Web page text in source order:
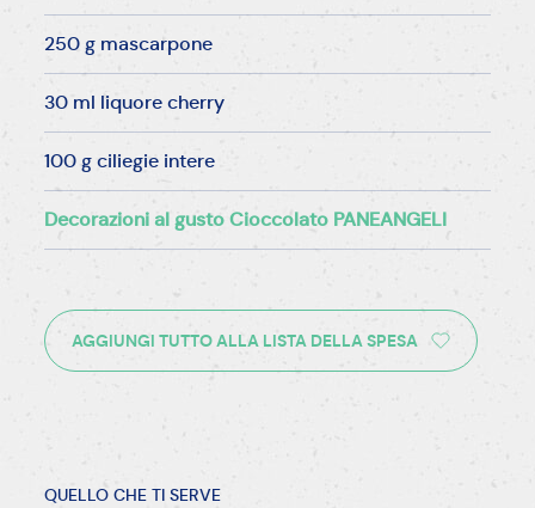
250 g mascarpone
30 ml liquore cherry
100 g ciliegie intere
Decorazioni al gusto Cioccolato PANEANGELI
AGGIUNGI TUTTO ALLA LISTA DELLA SPESA
QUELLO CHE TI SERVE